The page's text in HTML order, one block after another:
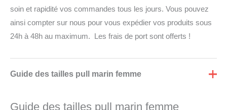
soin et rapidité vos commandes tous les jours. Vous pouvez
ainsi compter sur nous pour vous expédier vos produits sous
24h à 48h au maximum. Les frais de port sont offerts !
Guide des tailles pull marin femme
Guide des tailles pull marin femme